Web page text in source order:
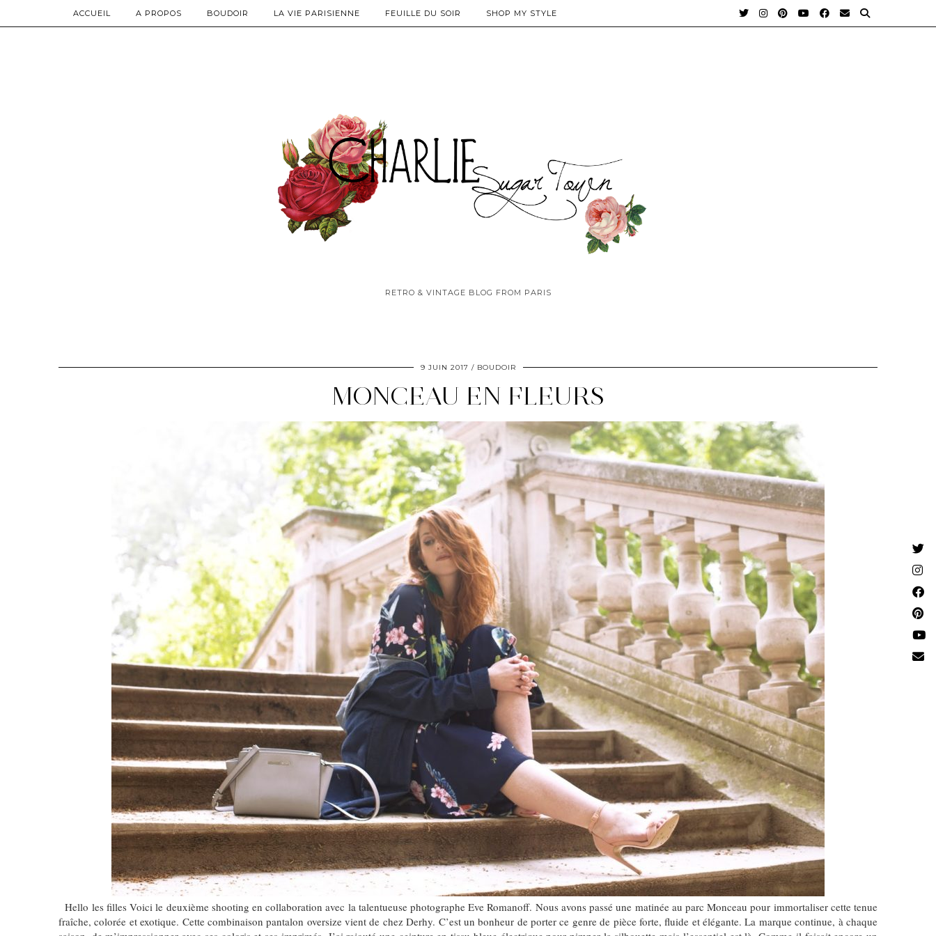
RETRO & VINTAGE BLOG FROM PARIS
ACCUEIL A PROPOS BOUDOIR LA VIE PARISIENNE FEUILLE DU SOIR SHOP MY STYLE
9 JUIN 2017 BOUDOIR
MONCEAU EN FLEURS
Hello les filles Voici le deuxième shooting en collaboration avec la talentueuse photographe Eve Romanoff. Nous avons passé une matinée au parc Monceau pour immortaliser cette tenue
fraîche, colorée et exotique. Cette combinaison pantalon oversize vient de chez Derhy. C’est un bonheur de porter ce genre de pièce forte, fluide et élégante. La marque continue, à chaque